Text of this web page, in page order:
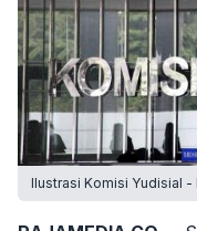
Ilustrasi Komisi Yudisial -